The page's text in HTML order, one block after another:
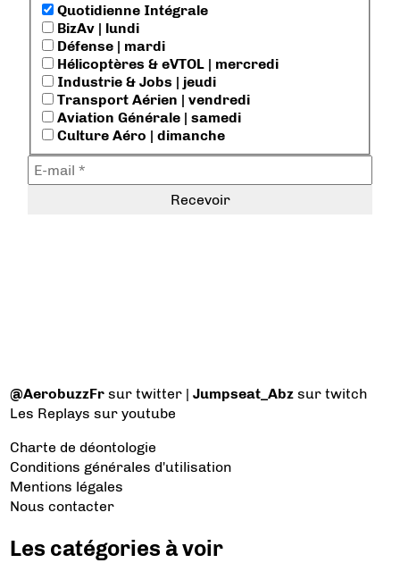
Quotidienne Intégrale
BizAv | lundi
Défense | mardi
Hélicoptères & eVTOL | mercredi
Industrie & Jobs | jeudi
Transport Aérien | vendredi
Aviation Générale | samedi
Culture Aéro | dimanche
@AerobuzzFr sur twitter |Jumpseat_Abz sur twitch
Les Replays sur youtube
Charte de déontologie
Conditions générales d'utilisation
Mentions légales
Nous contacter
Les catégories à voir